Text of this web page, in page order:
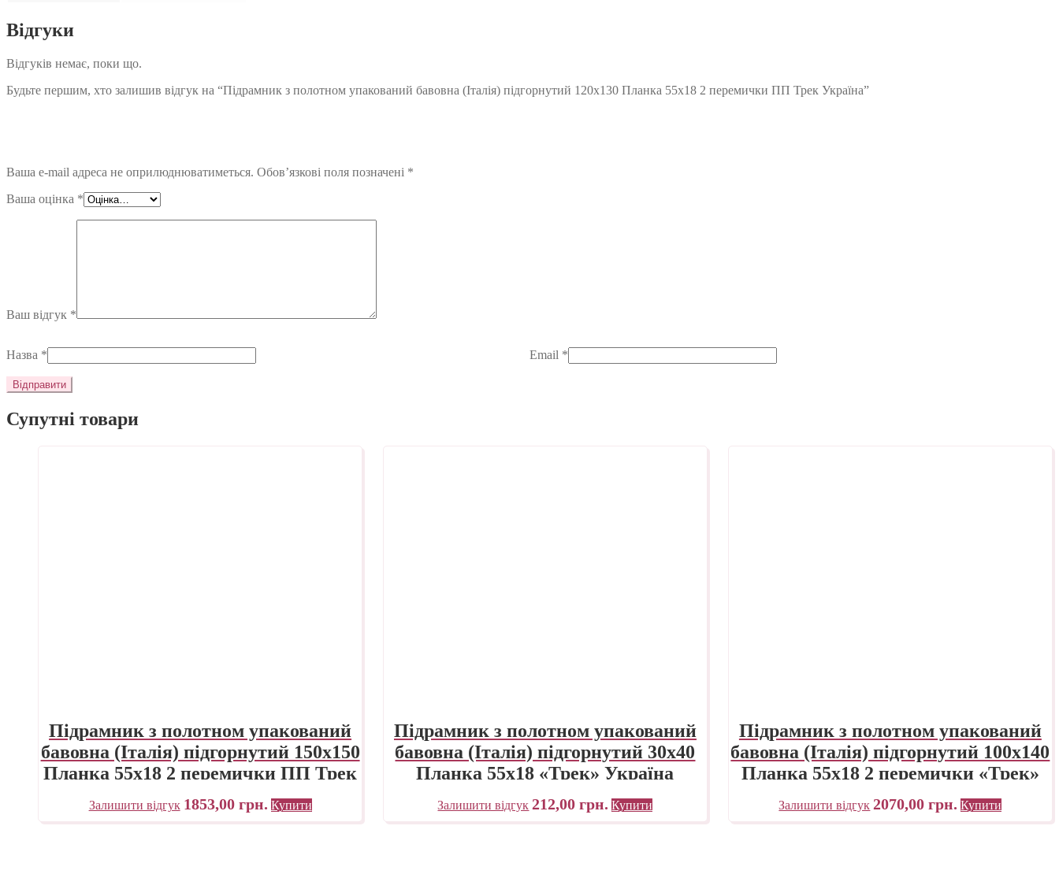
Відгуки
Відгуків немає, поки що.
Будьте першим, хто залишив відгук на “Підрамник з полотном упакований бавовна (Італія) підгорнутий 120х130 Планка 55х18 2 перемички ПП Трек Україна”
Ваша e-mail адреса не оприлюднюватиметься. Обов’язкові поля позначені *
Ваша оцінка *
Ваш відгук *
Назва * Email *
Супутні товари
Підрамник з полотном упакований
бавовна (Італія) підгорнутий 150х150
Планка 55х18 2 перемички ПП Трек
Україна
Залишити відгук 1853,00 грн. Купити
Підрамник з полотном упакований
бавовна (Італія) підгорнутий 30х40
Планка 55х18 «Трек» Україна
Залишити відгук 212,00грн. Купити
Підрамник з полотном упакований
бавовна (Італія) підгорнутий 100х140
Планка 55х18 2 перемички «Трек»
Україна
Залишити відгук 2070,00грн. Купити